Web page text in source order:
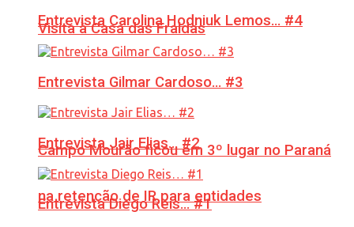
Visita à Casa das Fraldas
Campo Mourão ficou em 3º lugar no Paraná
na retenção de IR para entidades
Entrevista Carolina Hodniuk Lemos… #4
Entrevista Gilmar Cardoso… #3
Entrevista Jair Elias… #2
Entrevista Diego Reis… #1